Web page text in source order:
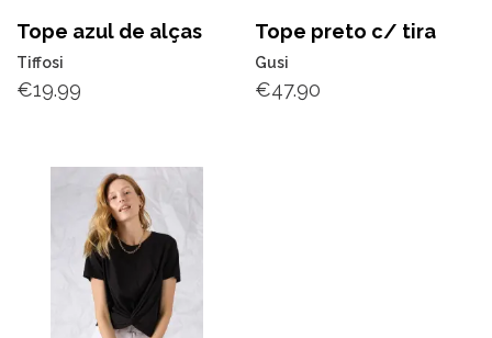
Tope azul de alças
Tiffosi
€19.99
Tope preto c/ tira
Gusi
€47.90